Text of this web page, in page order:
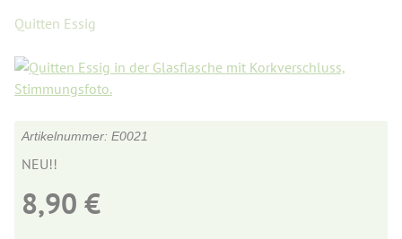
Quitten Essig
E0021
NEU!!
8,90 €